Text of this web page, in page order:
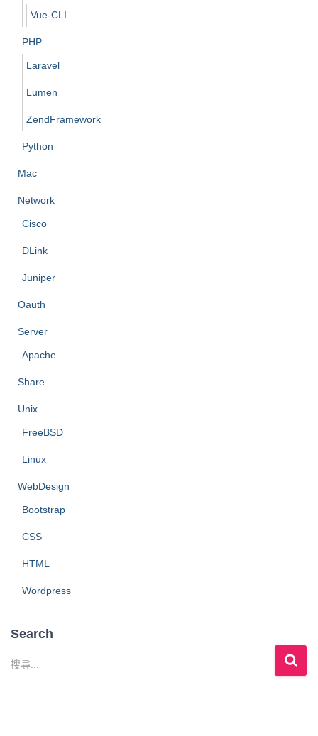
Vue-CLI
PHP
Laravel
Lumen
ZendFramework
Python
Mac
Network
Cisco
DLink
Juniper
Oauth
Server
Apache
Share
Unix
FreeBSD
Linux
WebDesign
Bootstrap
CSS
HTML
Wordpress
Search
搜
尋